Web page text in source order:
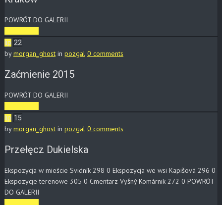
POWRÓT DO GALERII
lip 22
bymorgan_ghost in pozgal 0 comments
Zaćmienie 2015
POWRÓT DO GALERII
lip 15
bymorgan_ghost in pozgal 0 comments
Przełęcz Dukielska
Ekspozycja w mieście Svidník 298 0 Ekspozycja we wsi Kapišová 296 0
Ekspozycje terenowe 305 0 Cmentarz Vyšný Komárnik 272 0 POWRÓT
DO GALERII